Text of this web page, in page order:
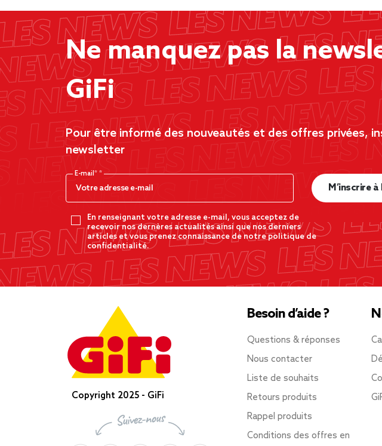
Ne manquez pas la
GiFi
Pour être informé des nouveautés et des offres privées,
newsletter
E-mail*
En renseignant votre adresse e-mail, vous acceptez de
recevoir nos dernères actualités ainsi que nos derniers
articles et vous prenez connaissance de notre politique de
confidentialité.
M’inscrire
Copyright 2025 - GiFi
Besoin d’aide ?
Questions & réponses
Nous contacter
Liste de souhaits
Retours produits
Rappel produits
Conditions des offres en